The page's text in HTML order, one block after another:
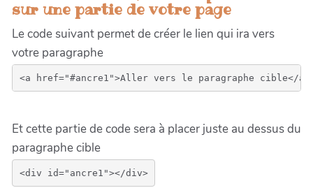
sur une partie de votre page
Le code suivant permet de créer le lien qui ira vers
votre paragraphe
Et cette partie de code sera à placer juste au dessus du
paragraphe cible
<div id="ancre1"></div>